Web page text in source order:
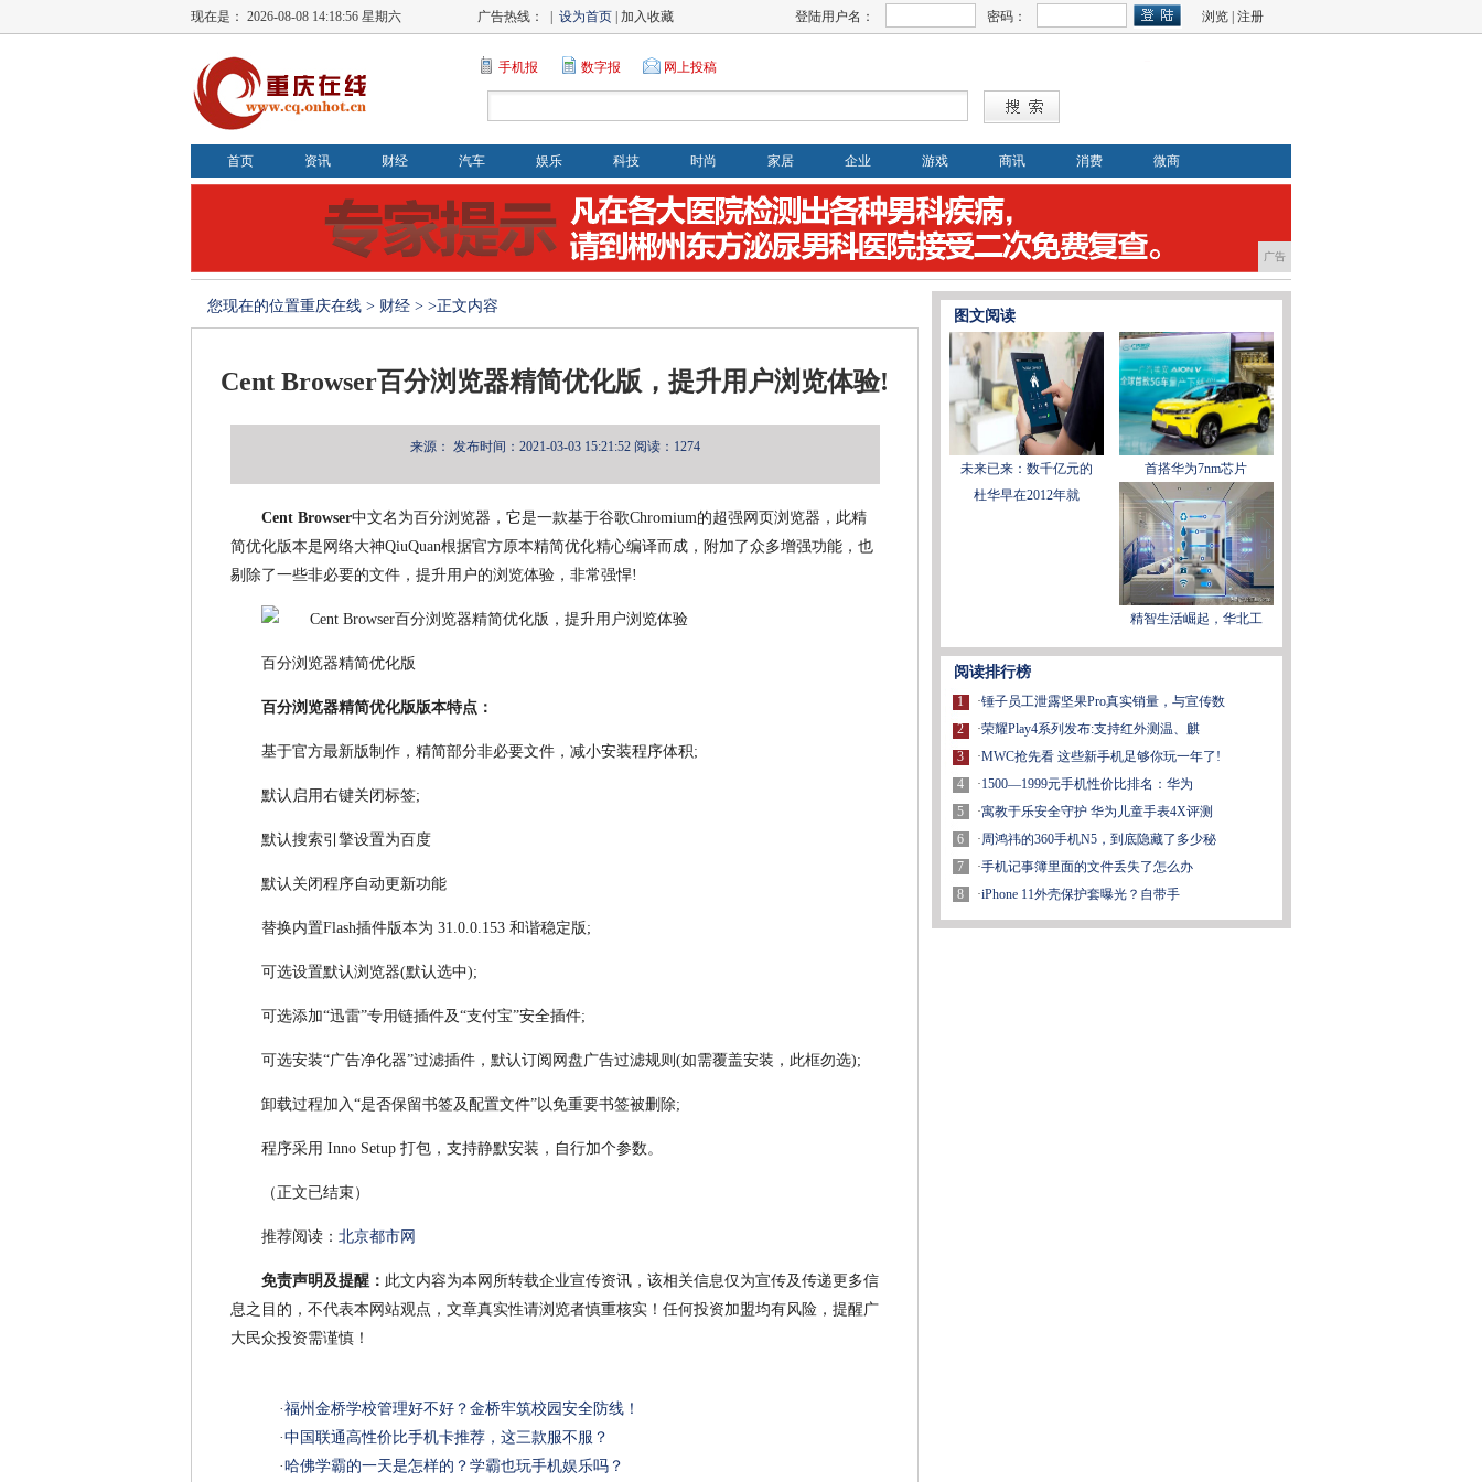
现在是： 2026-08-08 14:18:56 星期六 广告热线： | 设为首页 | 加入收藏 登陆用户名： 密码： 浏览 注册
手机报 数字报 网上投稿
首页 资讯 财经 汽车 娱乐 科技 时尚 家居 企业 游戏 商讯 消费 微商
广告
您现在的位置重庆在线 > 财经 > >正文内容
Cent Browser百分浏览器精简优化版，提升用户浏览体验!
来源： 发布时间：2021-03-03 15:21:52 阅读：1274
Cent Browser中文名为百分浏览器，它是一款基于谷歌Chromium的超强网页浏览器，此精
简优化版本是网络大神QiuQuan根据官方原本精简优化精心编译而成，附加了众多增强功能，也
剔除了一些非必要的文件，提升用户的浏览体验，非常强悍!
百分浏览器精简优化版
百分浏览器精简优化版版本特点：
基于官方最新版制作，精简部分非必要文件，减小安装程序体积;
默认启用右键关闭标签;
默认搜索引擎设置为百度
默认关闭程序自动更新功能
替换内置Flash插件版本为 31.0.0.153 和谐稳定版;
可选设置默认浏览器(默认选中);
可选添加“迅雷”专用链插件及“支付宝”安全插件;
可选安装“广告净化器”过滤插件，默认订阅网盘广告过滤规则(如需覆盖安装，此框勿选);
卸载过程加入“是否保留书签及配置文件”以免重要书签被删除;
程序采用 Inno Setup 打包，支持静默安装，自行加个参数。
（正文已结束）
推荐阅读： 北京都市网
免责声明及提醒： 此文内容为本网所转载企业宣传资讯，该相关信息仅为宣传及传递更多信
息之目的，不代表本网站观点，文章真实性请浏览者慎重核实！任何投资加盟均有风险，提醒广
大民众投资需谨慎！
·福州金桥学校管理好不好？金桥牢筑校园安全防线！
·中国联通高性价比手机卡推荐，这三款服不服？
·哈佛学霸的一天是怎样的？学霸也玩手机娱乐吗？
图文阅读
未来已来：数千亿元的
首搭华为7nm芯片
杜华早在2012年就
精智生活崛起，华北工
阅读排行榜
1
2
3
4
5
6
7
8
·锤子员工泄露坚果Pro真实销量，与宣传数
·荣耀Play4系列发布:支持红外测温、麒
·MWC抢先看 这些新手机足够你玩一年了!
·1500—1999元手机性价比排名：华为
·寓教于乐安全守护 华为儿童手表4X评测
·周鸿祎的360手机N5，到底隐藏了多少秘
·手机记事簿里面的文件丢失了怎么办
·iPhone 11外壳保护套曝光？自带手